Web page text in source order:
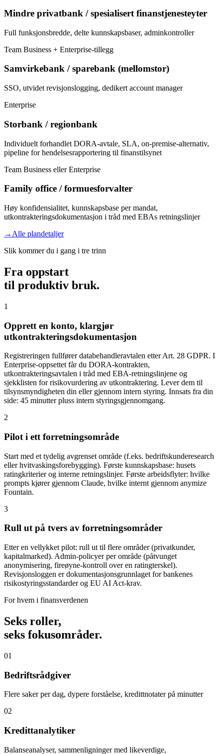
Mindre privatbank / spesialisert finanstjenesteyter
Full funksjonsbredde, delte kunnskapsbaser, adminkontroller
Team Business + Enterprise-tillegg
Samvirkebank / sparebank (mellomstor)
SSO, utvidet revisjonslogging, dedikert account manager
Enterprise
Storbank / regionbank
Individuelt forhandlet DORA-avtale, SLA, on-premise-alternativ,
pipeline for hendelsesrapportering til finanstilsynet
Team Business eller Enterprise
Family office / formuesforvalter
Høy konfidensialitet, kunnskapsbase per mandat,
utkontrakteringsdokumentasjon i tråd med EBAs retningslinjer
→ Alle plandetaljer
Slik kommer du i gang i tre trinn
Fra oppstart
til produktiv bruk.
1
Opprett en konto, klargjør
utkontrakteringsdokumentasjon
Registreringen fullfører databehandleravtalen etter Art. 28 GDPR. I
Enterprise-oppsettet får du DORA-kontrakten,
utkontrakteringsavtalen i tråd med EBA-retningslinjene og
sjekklisten for risikovurdering av utkontraktering. Lever dem til
tilsynsmyndigheten din eller gjennom intern styring. Innsats fra din
side: 45 minutter pluss intern styringsgjennomgang.
2
Pilot i ett forretningsområde
Start med et tydelig avgrenset område (f.eks. bedriftskunderesearch
eller hvitvaskingsforebygging). Første kunnskapsbase: husets
ratingkriterier og interne retningslinjer. Første arbeidsflyter: hvilke
prompts kjører gjennom Claude, hvilke internt gjennom anymize
Fountain.
3
Rull ut på tvers av forretningsområder
Etter en vellykket pilot: rull ut til flere områder (privatkunder,
kapitalmarked). Admin-policyer per område (påtvunget
anonymisering, fireøyne-kontroll over en ratingterskel).
Revisjonsloggen er dokumentasjonsgrunnlaget for bankenes
risikostyringsstandarder og EU AI Act-krav.
For hvem i finansverdenen
Seks roller,
seks fokusområder.
01
Bedriftsrådgiver
Flere saker per dag, dypere forståelse, kredittnotater på minutter
02
Kredittanalytiker
Balanseanalyser, sammenligninger med likeverdige,